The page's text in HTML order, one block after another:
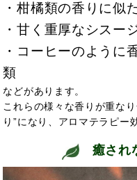
・柑橘類の香りに似
・甘く重厚なシスー
・コーヒーのように
類
などがあります。
これらの様々な香りが重な
り”になり、アロマテラピー
癒され